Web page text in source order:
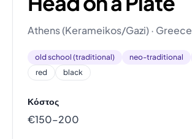
Athens (Kerameikos/Gazi) · Greece
old school (traditional) neo-traditional
red
black
Κόστος
€150–200